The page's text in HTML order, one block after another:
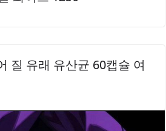
질 유래 유산균 60캡슐 여